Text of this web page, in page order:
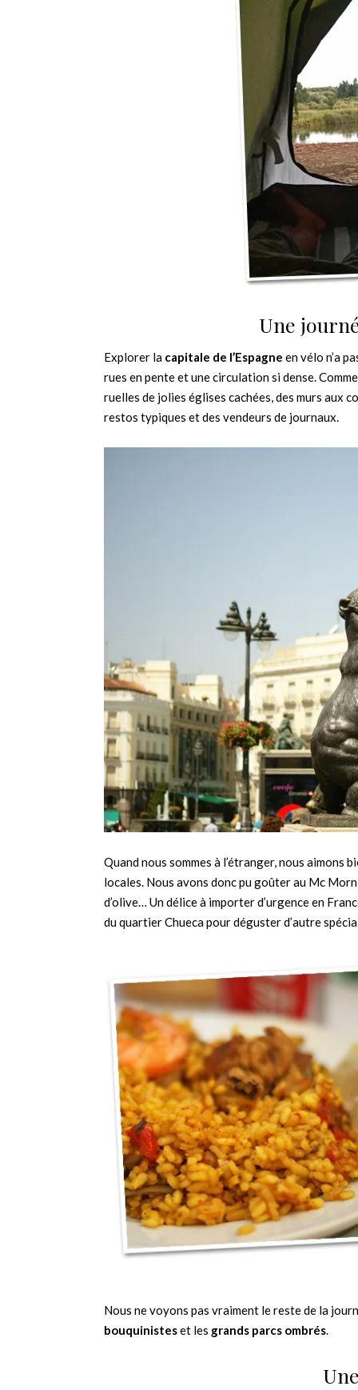
Une
Explorer la capitale de l’Espagne en vélo n’a
rues en pente et une circulation si dense.
ruelles de jolies églises cachées, des murs aux
restos typiques et des vendeurs de journaux.
Quand nous sommes à l’étranger, nous
locales. Nous avons donc pu goûter au Mc
d’olive… Un délice à importer d’urgence en
du quartier Chueca pour déguster d’autre
Nous ne voyons pas vraiment le reste de la
bouquinisteset les grands parcs ombrés.